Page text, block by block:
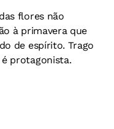
flores não
à primavera que
de espírito. Trago
protagonista.